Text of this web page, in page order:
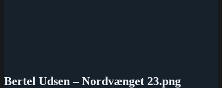
Bertel Udsen – Nordvænget 23.png